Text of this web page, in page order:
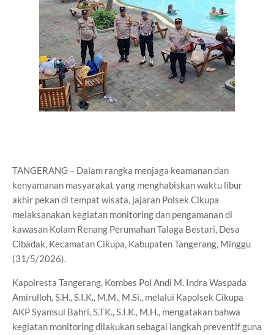
TANGERANG – Dalam rangka menjaga keamanan dan
kenyamanan masyarakat yang menghabiskan waktu libur
akhir pekan di tempat wisata, jajaran Polsek Cikupa
melaksanakan kegiatan monitoring dan pengamanan di
kawasan Kolam Renang Perumahan Talaga Bestari, Desa
Cibadak, Kecamatan Cikupa, Kabupaten Tangerang, Minggu
(31/5/2026).
Kapolresta Tangerang, Kombes Pol Andi M. Indra Waspada
Amirulloh, S.H., S.I.K., M.M., M.Si., melalui Kapolsek Cikupa
AKP Syamsul Bahri, S.TK., S.I.K., M.H., mengatakan bahwa
kegiatan monitoring dilakukan sebagai langkah preventif guna